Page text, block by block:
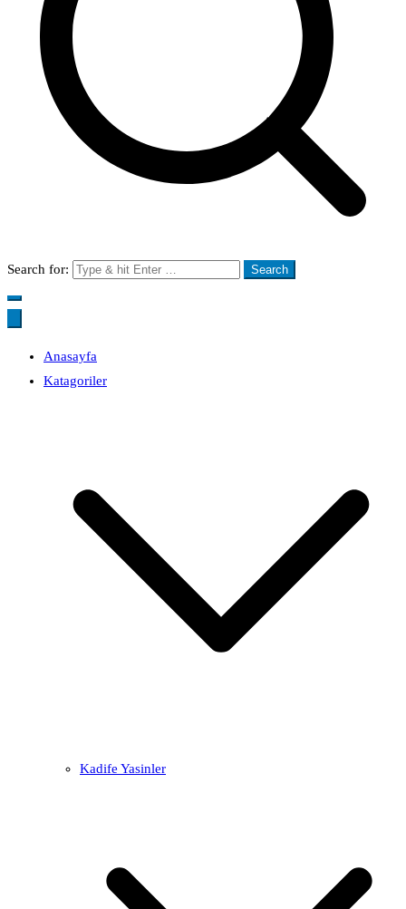
Search for:
Anasayfa
Katagoriler
Kadife Yasinler